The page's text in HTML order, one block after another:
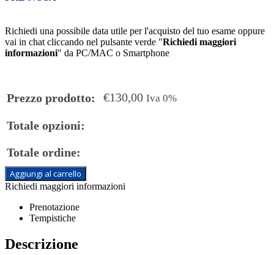
Richiedi una possibile data utile per l'acquisto del tuo esame oppure
vai in chat cliccando nel pulsante verde "Richiedi maggiori
informazioni" da PC/MAC o Smartphone
Prezzo prodotto: €130,00 Iva 0%
Totale opzioni:
Totale ordine:
Aggiungi al carrello
Richiedi maggiori informazioni
Prenotazione
Tempistiche
Descrizione